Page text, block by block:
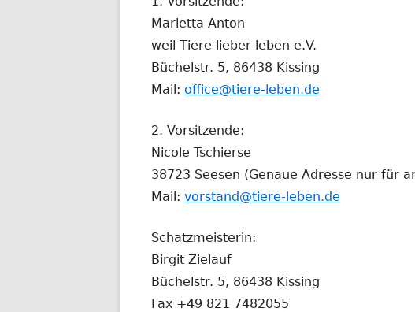
Marietta Anton
weil Tiere lieber leben e.V.
Büchelstr. 5, 86438 Kissing
Mail: office@tiere-leben.de
2. Vorsitzende:
Nicole Tschierse
38723 Seesen (Genaue Adresse nur für
Mail: vorstand@tiere-leben.de
Schatzmeisterin:
Birgit Zielauf
Büchelstr. 5, 86438 Kissing
Fax +49 821 7482055